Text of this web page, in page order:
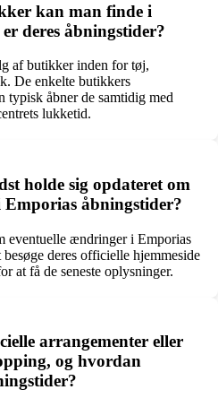
kan man finde i
deres åbningstider?
af butikker inden for tøj,
De enkelte butikkers
typisk åbner de samtidig med
lukketid.
holde sig opdateret om
åbningstider?
eventuelle ændringer i Emporias
deres officielle hjemmeside
at få de seneste oplysninger.
arrangementer eller
og hvordan